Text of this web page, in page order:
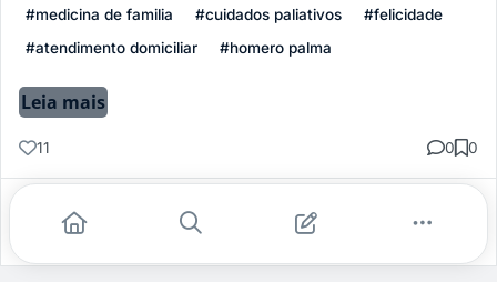
#medicina de familia #cuidados paliativos
#felicidade
#atendimento domiciliar
#homero palma
Leia mais
11 0 0
Gostei Comentar Salvar